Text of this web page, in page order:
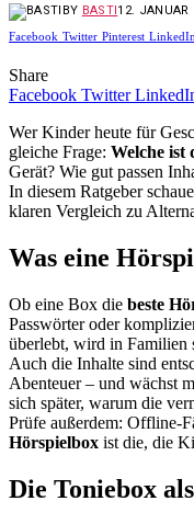
BY BASTI12. JANUAR
Facebook Twitter Pinterest LinkedIn
Share
Facebook Twitter
Wer Kinder heute für
gleiche Frage: Welche ist
Gerät? Wie gut passen
In diesem Ratgeber
klaren Vergleich zu
Was eine
Ob eine Box die beste
Passwörter oder
überlebt, wird in Familien
Auch die Inhalte sind
Abenteuer – und wächst
sich später, warum die
Prüfe außerdem: Offline-
Hörspielbox ist die, die
Die Toniebox